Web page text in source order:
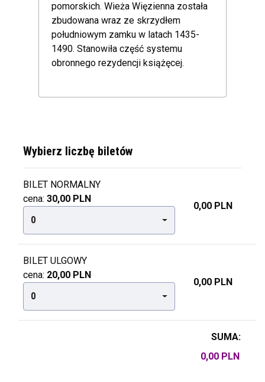
pomorskich. Wieża Więzienna została
zbudowana wraz ze skrzydłem
południowym zamku w latach 1435-
1490. Stanowiła część systemu
obronnego rezydencji książęcej.
Wybierz liczbę biletów
BILET NORMALNY
cena:30,00 PLN
0
0,00 PLN
BILET ULGOWY
cena: 20,00 PLN
0
0,00 PLN
SUMA: